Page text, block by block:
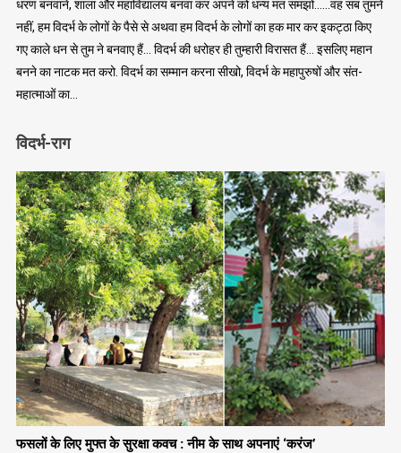
धरण बनवाने, शाला और महाविद्यालय बनवा कर अपने को धन्य मत समझो……वह सब तुमने
नहीं, हम विदर्भ के लोगों के पैसे से अथवा हम विदर्भ के लोगों का हक मार कर इकट्ठा किए
गए काले धन से तुम ने बनवाए हैं… विदर्भ की धरोहर ही तुम्हारी विरासत हैं… इसलिए महान
बनने का नाटक मत करो. विदर्भ का सम्मान करना सीखो, विदर्भ के महापुरुषों और संत-
महात्माओं का…
विदर्भ-राग
फसलों के लिए मुफ्त के सुरक्षा कवच : नीम के साथ अपनाएं ‘करंज’